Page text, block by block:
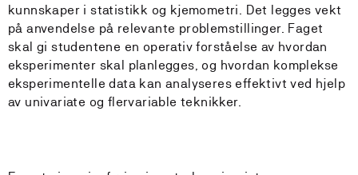
kunnskaper i statistikk og kjemometri. Det legges vekt
på anvendelse på relevante problemstillinger. Faget
skal gi studentene en operativ forståelse av hvordan
eksperimenter skal planlegges, og hvordan komplekse
eksperimentelle data kan analyseres effektivt ved hjelp
av univariate og flervariable teknikker.